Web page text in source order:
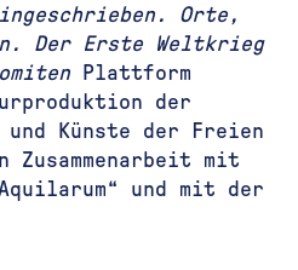
Orte,
Der Erste Weltkrieg
Plattform
der
Künste der Freien
mit
und mit der